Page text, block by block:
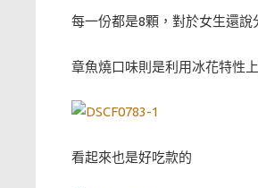
每一份都是8顆，對於女生還
章魚燒口味則是利用冰花特性
看起來也是好吃款的